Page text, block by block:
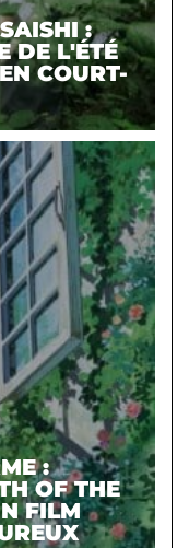
:
DE L'ÉTÉ
COURT-
:
OF THE
FILM